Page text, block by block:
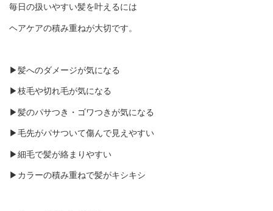
毎日の扱いやすい髪を叶えるには
ヘアケアの積み重ねが大切です。
▶︎髪へのダメージが気になる
▶︎枝毛や切れ毛が気になる
▶︎髪のパサつき・ゴワつきが気になる
▶︎毛先がパサついて傷んで見えやすい
▶︎細毛で髪が絡まりやすい
▶︎カラーの積み重ねで髪がキシキシ